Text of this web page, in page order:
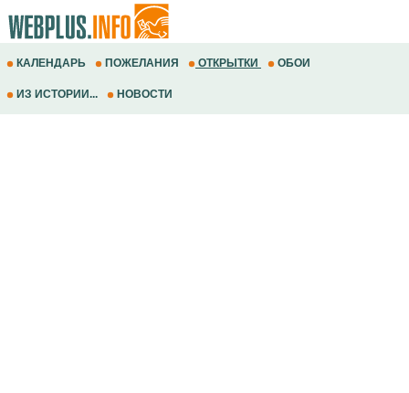
КАЛЕНДАРЬ ПОЖЕЛАНИЯ ОТКРЫТКИ ОБОИ
ИЗ ИСТОРИИ... НОВОСТИ